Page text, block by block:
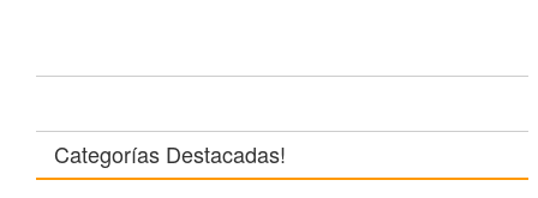
Categorías Destacadas!